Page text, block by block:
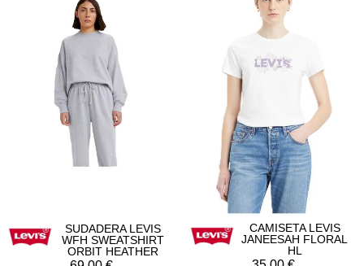
SUDADERA LEVIS
WFH SWEATSHIRT
ORBIT HEATHER
GRAY
CAMISETA LEVIS
JANEESAH FLORAL
HL